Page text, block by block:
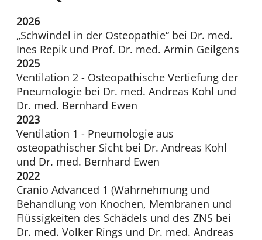
2026
„Schwindel in der Osteopathie“ bei Dr. med.
Ines Repik und Prof. Dr. med. Armin Geilgens
2025
Ventilation 2 - Osteopathische Vertiefung der
Pneumologie bei Dr. med. Andreas Kohl und
Dr. med. Bernhard Ewen
2023
Ventilation 1 - Pneumologie aus
osteopathischer Sicht bei Dr. Andreas Kohl
und Dr. med. Bernhard Ewen
2022
Cranio Advanced 1 (Wahrnehmung und
Behandlung von Knochen, Membranen und
Flüssigkeiten des Schädels und des ZNS bei
Dr. med. Volker Rings und Dr. med. Andreas